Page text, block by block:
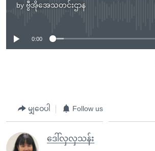
by ဗွီအိုအေသတင်းဌာန
No media source currently
0:00
မျှဝေပါ Follow us
ဒေါ်လှလှသန်း